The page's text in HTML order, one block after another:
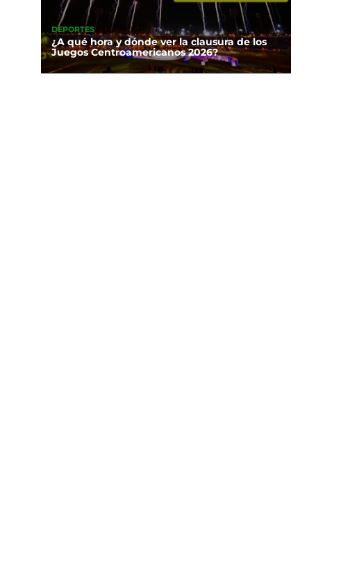
DEPORTES
¿A qué hora y dónde ver la clausura de los
Juegos Centroamericanos 2026?